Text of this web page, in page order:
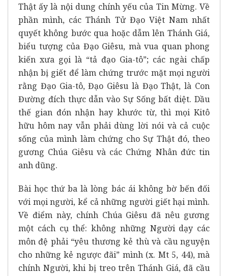
Thật ấy là nội dung chính yếu của Tin Mừng. Về
phần mình, các Thánh Tử Đạo Việt Nam nhất
quyết không bước qua hoặc dẫm lên Thánh Giá,
biểu tượng của Đạo Giêsu, mà vua quan phong
kiến xưa gọi là “tả đạo Gia-tô”; các ngài chấp
nhận bị giết để làm chứng trước mặt mọi người
rằng Đạo Gia-tô, Đạo Giêsu là Đạo Thật, là Con
Đường đích thực dẫn vào Sự Sống bất diệt. Dầu
thế gian đón nhận hay khước từ, thì mọi Kitô
hữu hôm nay vẫn phải dùng lời nói và cả cuộc
sống của mình làm chứng cho Sự Thật đó, theo
gương Chúa Giêsu và các Chứng Nhân đức tin
anh dũng.
Bài học thứ ba là lòng bác ái không bờ bến đối
với mọi người, kể cả những người giết hại mình.
Về điểm này, chính Chúa Giêsu đã nêu gương
một cách cụ thể: không những Người dạy các
môn đệ phải “yêu thương kẻ thù và cầu nguyện
cho những kẻ ngược đãi” mình (x. Mt 5, 44), mà
chính Người, khi bị treo trên Thánh Giá, đã cầu